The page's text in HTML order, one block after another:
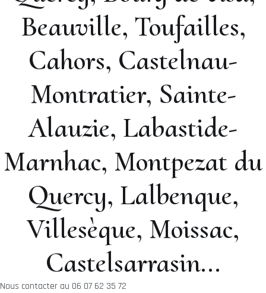
Beauville, Toufailles,
Cahors, Castelnau-
Montratier, Sainte-
Alauzie, Labastide-
Marnhac, Montpezat du
Quercy, Lalbenque,
Villesèque, Moissac,
Castelsarrasin...
Nous contacter au 06 07 62 35 72